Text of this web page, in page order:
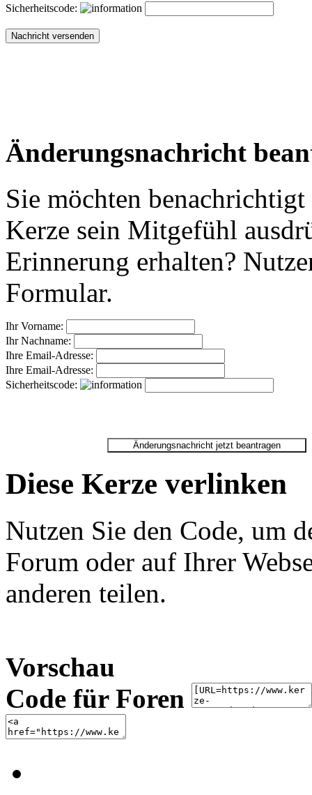
Sicherheitscode:
Änderungsnachricht
Sie möchten
Kerze sein Mitgefühl
Erinnerung erhalten?
Formular.
Ihr Vorname:
Ihr Nachname:
Ihre Email-Adresse:
Ihre Email-Adresse:
Sicherheitscode:
Diese Kerze verlinken
Nutzen Sie den Code, um
Forum oder auf Ihrer
anderen teilen.
Vorschau
Code für Foren